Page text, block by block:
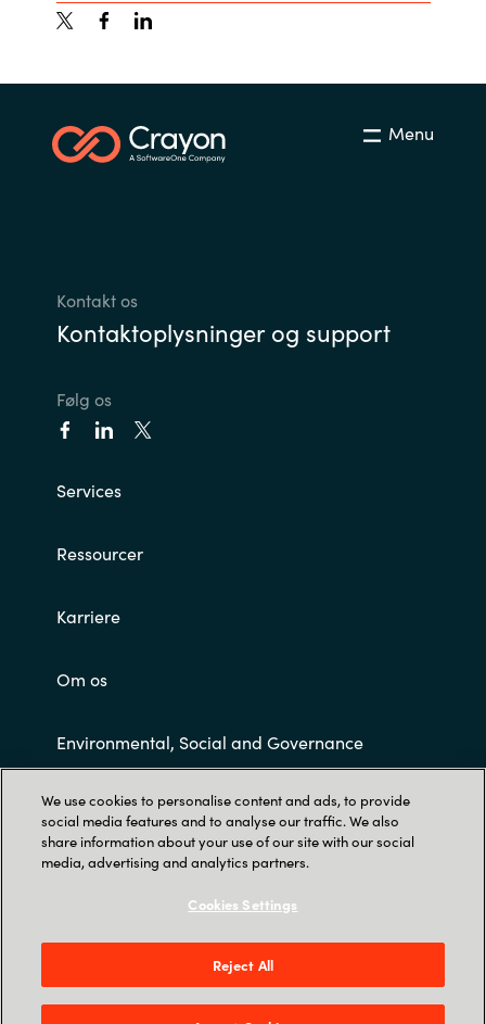
Menu
Kontakt os
Kontaktoplysninger og support
Følg os
Services
Ressourcer
Karriere
Om os
Environmental, Social and Governance
Customer Terms and Conditions
Trust Center
Tobaksvejen 2A, 3., DK-2860 Søborg
We use cookies to personalise content and ads, to provide
social media features and to analyse our traffic. We also
share information about your use of our site with our social
media, advertising and analytics partners.
Cookies Settings
Reject All